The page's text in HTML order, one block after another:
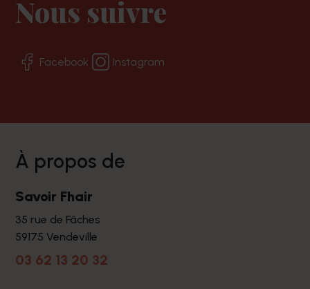
Nous suivre
Facebook Instagram
à propos de
Savoir Fhair
35 rue de Fâches
59175 Vendeville
03 62 13 20 32